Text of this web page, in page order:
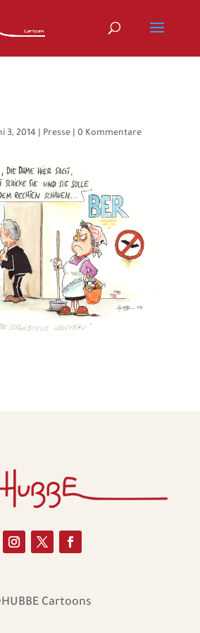
3, 2014| Presse| 0 Kommentare
Cartoons